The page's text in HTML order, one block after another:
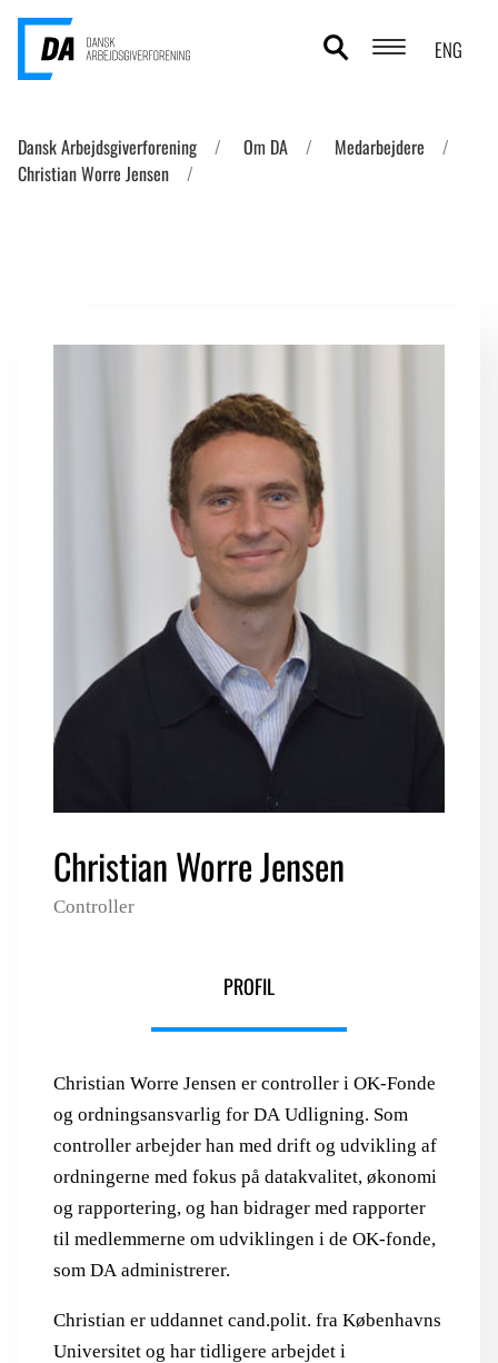
ENG
OM DA
KONTAKT OG PRESSE
LOGIN FOR MEDLEMSORGANISATIONER
Dansk Arbejdsgiverforening Om DA
Medarbejdere
Christian Worre Jensen
Christian Worre Jensen
Controller
PROFIL
Christian Worre Jensen er controller i OK‑Fonde
og ordningsansvarlig for DA Udligning. Som
controller arbejder han med drift og udvikling af
ordningerne med fokus på datakvalitet, økonomi
og rapportering, og han bidrager med rapporter
til medlemmerne om udviklingen i de OK‑fonde,
som DA administrerer.
Christian er uddannet cand.polit. fra Københavns
Universitet og har tidligere arbejdet i